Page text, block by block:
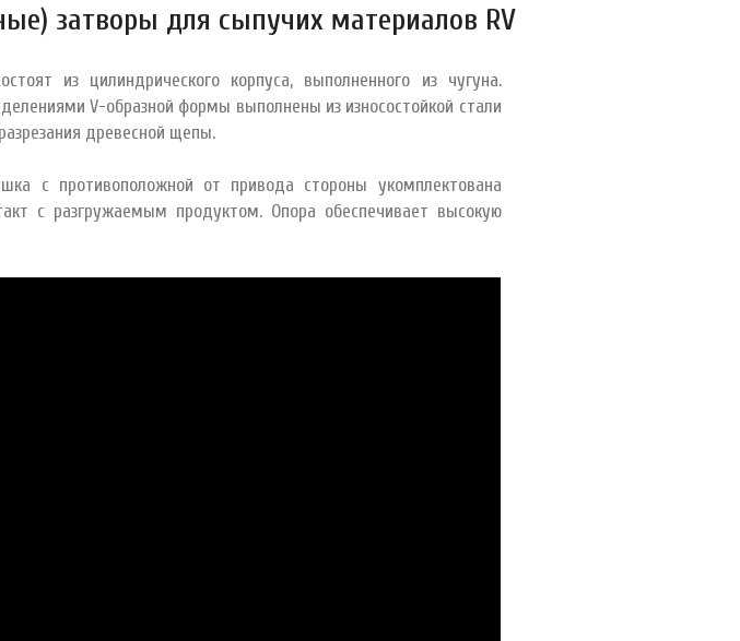
затворы для сыпучих материалов RV
из цилиндрического корпуса, выполненного из чугуна.
V-образной формы выполнены из износостойкой стали
древесной щепы.
с противоположной от привода стороны укомплектована
с разгружаемым продуктом. Опора обеспечивает высокую